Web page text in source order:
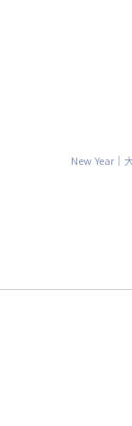
New Year｜